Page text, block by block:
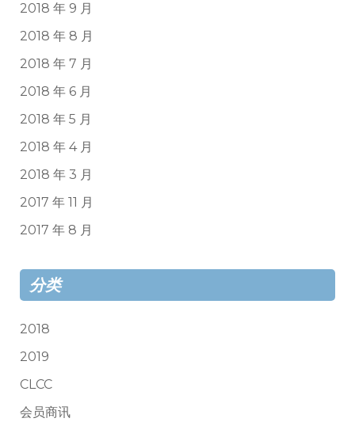
2018 年 9 月
2018 年 8 月
2018 年 7 月
2018 年 6 月
2018 年 5 月
2018 年 4 月
2018 年 3 月
2017 年 11 月
2017 年 8 月
分类
2018
2019
CLCC
会员商讯